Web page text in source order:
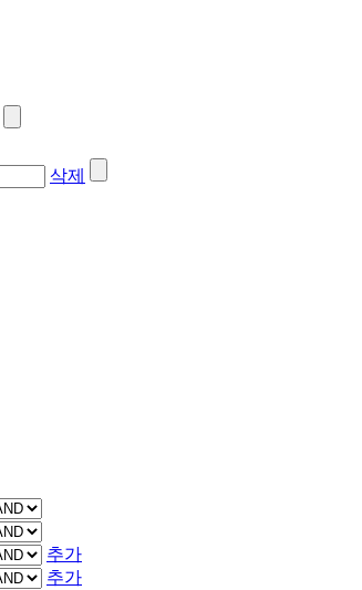
삭제
추가
추가